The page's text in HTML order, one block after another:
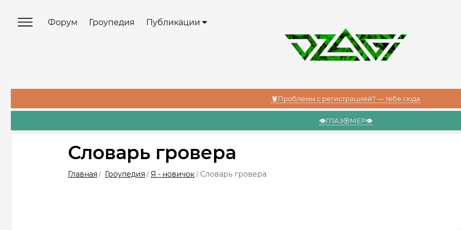
Форум Гроупедия Публикации
🦞Проблемы с регистрацией? — тебе сюда
👁️ГЛАЗ⦿МЕР👁️
Словарь гровера
Главная / Гроупедия / Я - новичок/ Словарь гровера